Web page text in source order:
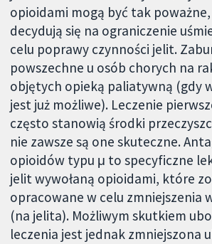
opioidami mogą być tak poważne,
decydują się na ograniczenie
celu poprawy czynności jelit.
powszechne u osób chorych na
objętych opieką paliatywną (gdy
jest już możliwe). Leczenie
często stanowią środki
nie zawsze są one skuteczne.
opioidów typu μ to specyficzne
jelit wywołaną opioidami, które
opracowane w celu zmniejszenia
(na jelita). Możliwym skutkiem
leczenia jest jednak zmniejszona